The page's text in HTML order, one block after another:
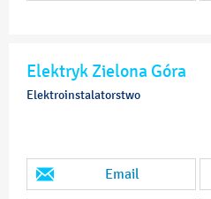
Elektryk Zielona Góra
Elektroinstalatorstwo
Email